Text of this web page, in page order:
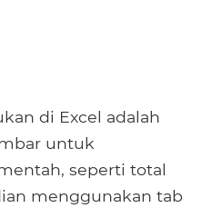
di Excel adalah
untuk
seperti total
menggunakan tab